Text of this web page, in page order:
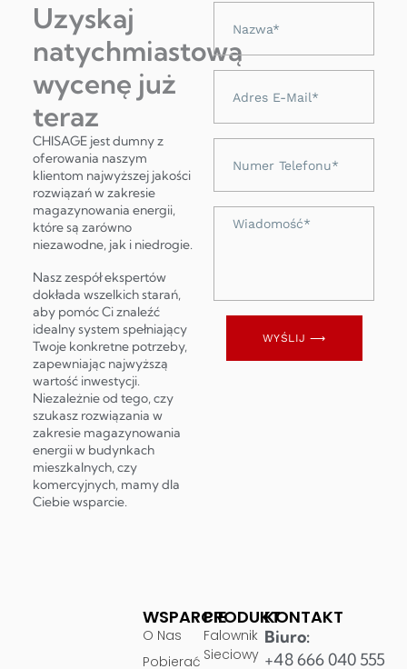
Uzyskaj
natychmiastową
wycenę już
teraz
CHISAGE jest dumny z
oferowania naszym
klientom najwyższej jakości
rozwiązań w zakresie
magazynowania energii,
które są zarówno
niezawodne, jak i niedrogie.
Nasz zespół ekspertów
dokłada wszelkich starań,
aby pomóc Ci znaleźć
idealny system spełniający
Twoje konkretne potrzeby,
zapewniając najwyższą
wartość inwestycji.
Niezależnie od tego, czy
szukasz rozwiązania w
zakresie magazynowania
energii w budynkach
mieszkalnych, czy
komercyjnych, mamy dla
Ciebie wsparcie.
telefonu
WYŚLIJ ⟶
PRODUKT
Falownik
Sieciowy
WSPARCIE
O Nas
Pobierać
KONTAKT
Biuro:
+48 666 040 555